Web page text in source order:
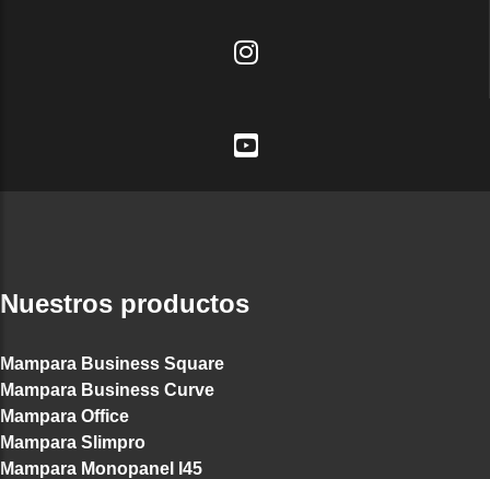
Nuestros productos
Mampara Business Square
Mampara Business Curve
Mampara Office
Mampara Slimpro
Mampara Monopanel I45